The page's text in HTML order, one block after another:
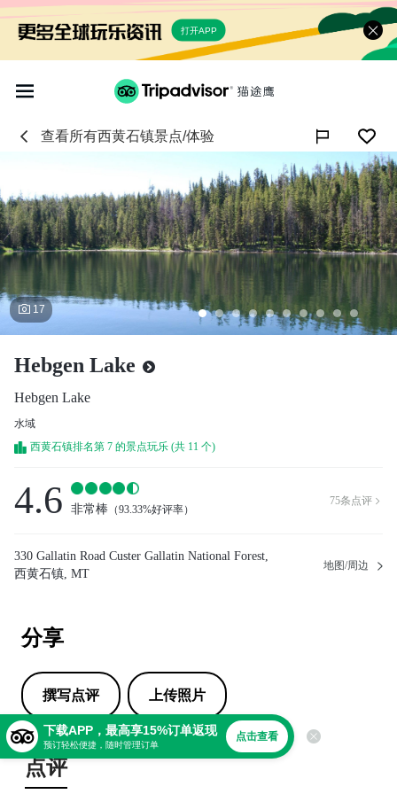
打开APP
查看所有西黄石镇景点/体验
 17
Hebgen Lake
Hebgen Lake
水域
西黄石镇排名第 7 的景点玩乐 (共 11 个)
4.6 非常棒 （93.33%好评率）
75条点评 
330 Gallatin Road Custer Gallatin National Forest,
西黄石镇, MT
地图/周边
分享
撰写点评 上传照片
点评
下载APP，最高享15%订单返现
预订轻松便捷，随时管理订单
点击查看